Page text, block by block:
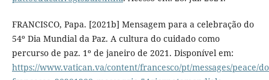
FRANCISCO, Papa. [2021b] Mensagem para a celebração do
54º Dia Mundial da Paz. A cultura do cuidado como
percurso de paz. 1º de janeiro de 2021. Disponível em:
https://www.vatican.va/content/francesco/pt/messages/peace/